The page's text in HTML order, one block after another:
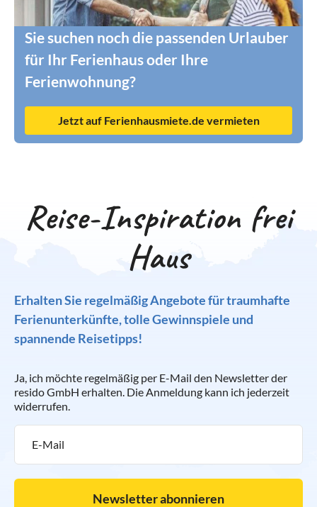
Sie suchen noch die passenden Urlauber
für Ihr Ferienhaus oder Ihre
Ferienwohnung?
Jetzt auf Ferienhausmiete.de vermieten
Reise-Inspiration frei
Haus
Erhalten Sie regelmäßig Angebote für traumhafte
Ferienunterkünfte, tolle Gewinnspiele und
spannende Reisetipps!
Ja, ich möchte regelmäßig per E-Mail den Newsletter der
resido GmbH erhalten. Die Anmeldung kann ich jederzeit
widerrufen.
Newsletter abonnieren